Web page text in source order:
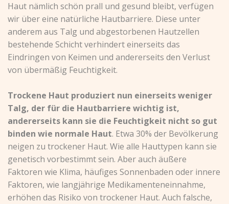
Haut nämlich schön prall und gesund bleibt, verfügen
wir über eine natürliche Hautbarriere. Diese unter
anderem aus Talg und abgestorbenen Hautzellen
bestehende Schicht verhindert einerseits das
Eindringen von Keimen und andererseits den Verlust
von übermäßig Feuchtigkeit.
Trockene Haut produziert nun einerseits weniger
Talg, der für die Hautbarriere wichtig ist,
andererseits kann sie die Feuchtigkeit nicht so gut
binden wie normale Haut. Etwa 30% der Bevölkerung
neigen zu trockener Haut. Wie alle Hauttypen kann sie
genetisch vorbestimmt sein. Aber auch äußere
Faktoren wie Klima, häufiges Sonnenbaden oder innere
Faktoren, wie langjährige Medikamenteneinnahme,
erhöhen das Risiko von trockener Haut. Auch falsche,